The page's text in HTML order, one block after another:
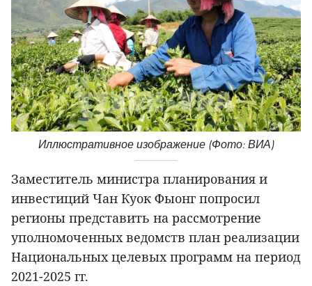
Иллюстративное изображение (Фото: ВИА)
Заместитель министра планирования и
инвестиций Чан Куок Фыонг попросил
регионы представить на рассмотрение
уполномоченных ведомств план реализации
Национальных целевых программ на период
2021-2025 гг.